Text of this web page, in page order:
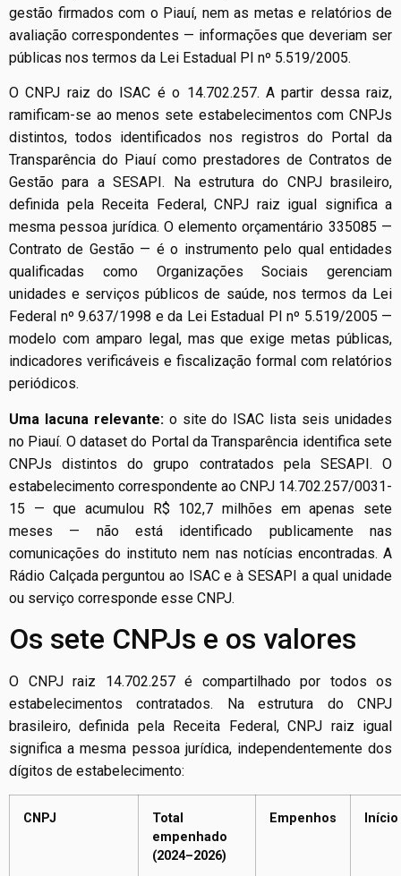
gestão firmados com o Piauí, nem as metas e relatórios de
avaliação correspondentes — informações que deveriam ser
públicas nos termos da Lei Estadual PI nº 5.519/2005.
O CNPJ raiz do ISAC é o 14.702.257. A partir dessa raiz,
ramificam-se ao menos sete estabelecimentos com CNPJs
distintos, todos identificados nos registros do Portal da
Transparência do Piauí como prestadores de Contratos de
Gestão para a SESAPI. Na estrutura do CNPJ brasileiro,
definida pela Receita Federal, CNPJ raiz igual significa a
mesma pessoa jurídica. O elemento orçamentário 335085 —
Contrato de Gestão — é o instrumento pelo qual entidades
qualificadas como Organizações Sociais gerenciam
unidades e serviços públicos de saúde, nos termos da Lei
Federal nº 9.637/1998 e da Lei Estadual PI nº 5.519/2005 —
modelo com amparo legal, mas que exige metas públicas,
indicadores verificáveis e fiscalização formal com relatórios
periódicos.
Uma lacuna relevante:o site do ISAC lista seis unidades
no Piauí. O dataset do Portal da Transparência identifica sete
CNPJs distintos do grupo contratados pela SESAPI. O
estabelecimento correspondente ao CNPJ 14.702.257/0031-
15 — que acumulou R$ 102,7 milhões em apenas sete
meses — não está identificado publicamente nas
comunicações do instituto nem nas notícias encontradas. A
Rádio Calçada perguntou ao ISAC e à SESAPI a qual unidade
ou serviço corresponde esse CNPJ.
Os sete CNPJs e os valores
O CNPJ raiz 14.702.257 é compartilhado por todos os
estabelecimentos contratados. Na estrutura do CNPJ
brasileiro, definida pela Receita Federal, CNPJ raiz igual
significa a mesma pessoa jurídica, independentemente dos
dígitos de estabelecimento:
CNPJ
Total
empenhado
(2024–2026)
Empenhos Início